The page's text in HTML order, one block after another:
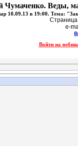
Чумаченко. Веды,
10.09.13 в 19:00. Тема:
e-
Войти на